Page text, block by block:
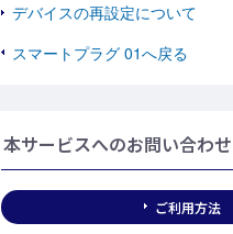
デバイスの再設定について
スマートプラグ 01へ戻る
本サービスへのお問い合わせ
ご利用方法